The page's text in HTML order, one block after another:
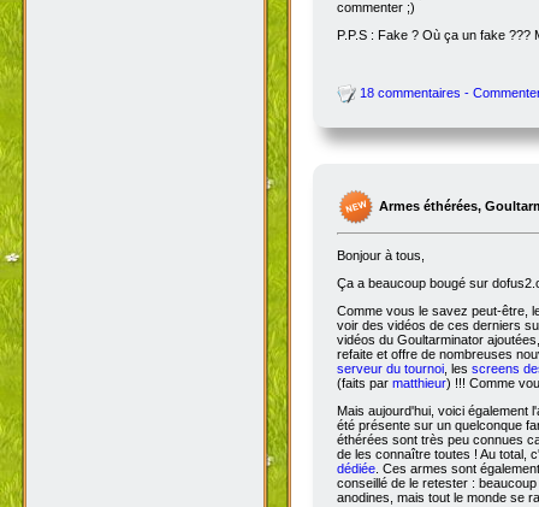
commenter ;)
P.P.S : Fake ? Où ça un fake ???
18 commentaires -
Armes éthérées,
Bonjour à tous,
Ça a beaucoup bougé sur
Comme vous le savez peut-être,
voir des vidéos de ces derniers
vidéos du Goultarminator
refaite et offre de nombreuses
serveur du tournoi, les screens
(faits par matthieur) !!! Comme
Mais aujourd'hui, voici également
été présente sur un quelconque
éthérées sont très peu connues
de les connaître toutes ! Au total,
dédiée. Ces armes sont
conseillé de le retester :
anodines, mais tout le monde se